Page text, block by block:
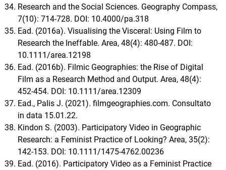
Research and the Social Sciences. Geography Compass,
7(10): 714-728. DOI: 10.4000/pa.318
Ead. (2016a). Visualising the Visceral: Using Film to
Research the Ineffable. Area, 48(4): 480-487. DOI:
10.1111/area.12198
Ead. (2016b). Filmic Geographies: the Rise of Digital
Film as a Research Method and Output. Area, 48(4):
452-454. DOI: 10.1111/area.12309
Ead., Palis J. (2021). filmgeographies.com. Consultato
in data 15.01.22.
Kindon S. (2003). Participatory Video in Geographic
Research: a Feminist Practice of Looking? Area, 35(2):
142-153. DOI: 10.1111/1475-4762.00236
Ead. (2016). Participatory Video as a Feminist Practice